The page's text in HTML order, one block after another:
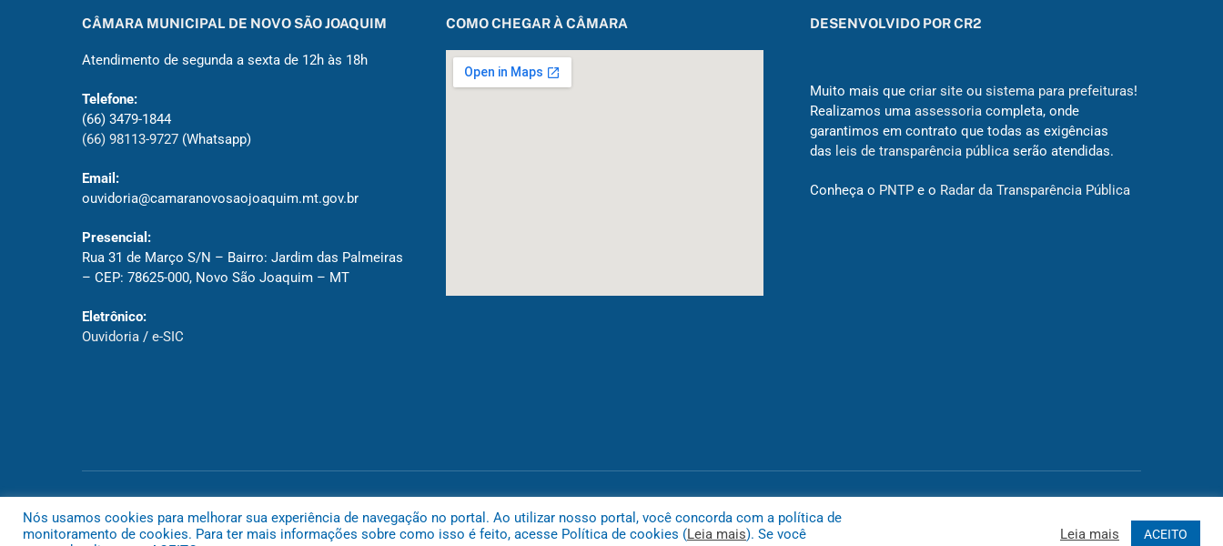
CÂMARA MUNICIPAL DE NOVO SÃO JOAQUIM
Atendimento de segunda a sexta de 12h às 18h
Telefone:
(66) 3479-1844
(66) 98113-9727 (Whatsapp)
Email:
ouvidoria@camaranovosaojoaquim.mt.gov.br
Presencial:
Rua 31 de Março S/N – Bairro: Jardim das Palmeiras
– CEP: 78625-000, Novo São Joaquim – MT
Eletrônico:
Ouvidoria / e-SIC
COMO CHEGAR À CÂMARA DESENVOLVIDO POR CR2
Muito mais que criar siteou sistema para prefeituras!
Realizamos uma assessoria completa, onde
garantimos em contrato que todas as exigências
das leis de transparência pública serão atendidas.
Conheça o PNTPe o Radar da Transparência Pública
Nós usamos cookies para melhorar sua experiência de navegação no portal. Ao utilizar nosso portal, você concorda com a política de
monitoramento de cookies. Para ter mais informações sobre como isso é feito, acesse Política de cookies (Leia mais). Se você
Leia mais ACEITO